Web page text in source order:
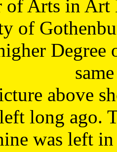
of Arts in Art
of
Degree
above
long ago.
was left